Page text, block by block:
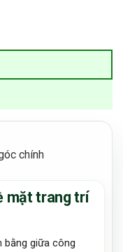
mặt trang trí
bằng giữa công